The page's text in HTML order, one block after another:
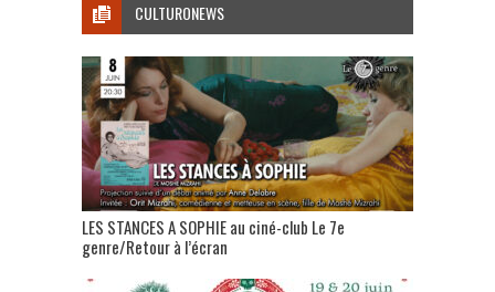
CULTURONEWS
LES STANCES A SOPHIE au ciné-club Le 7e
genre/Retour à l’écran